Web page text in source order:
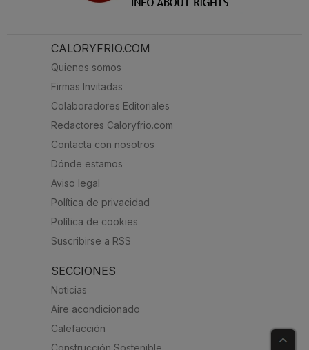
CALORYFRIO.COM
Quienes somos
Firmas Invitadas
Colaboradores Editoriales
Redactores Caloryfrio.com
Contacta con nosotros
Dónde estamos
Aviso legal
Política de privacidad
Política de cookies
Suscribirse a RSS
SECCIONES
Noticias
Aire acondicionado
Calefacción
Construcción Sostenible